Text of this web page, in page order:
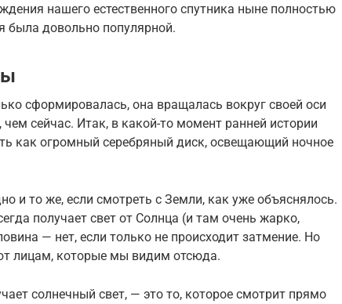
нашего естественного спутника ныне полностью
была довольно популярной.
сформировалась, она вращалась вокруг своей оси
сейчас. Итак, в какой-то момент ранней истории
как огромный серебряный диск, освещающий ночное
и то же, если смотреть с Земли, как уже объяснялось.
получает свет от Солнца (и там очень жарко,
— нет, если только не происходит затмение. Но
лицам, которые мы видим отсюда.
солнечный свет, — это то, которое смотрит прямо